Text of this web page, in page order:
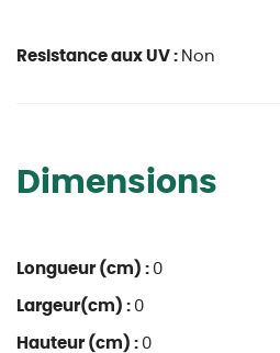
Resistance aux UV : Non
Dimensions
Longueur (cm) : 0
Largeur(cm) : 0
Hauteur (cm) : 0